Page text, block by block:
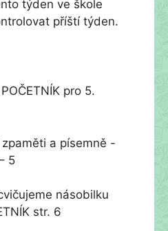
týden ve škole
příští týden.
pro 5.
a písemně -
5
násobilku
str. 6